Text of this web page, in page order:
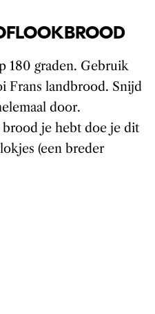
180 graden. Gebruik
Frans landbrood. Snijd
door.
je hebt doe je dit
(een breder